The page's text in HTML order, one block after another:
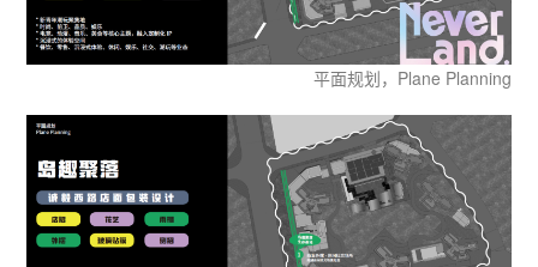
平面规划，Plane Planning